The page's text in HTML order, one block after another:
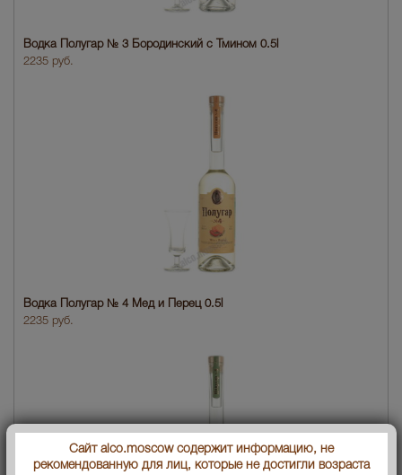
Водка Полугар № 3 Бородинский с Тмином 0.5l
2235 руб.
Водка Полугар № 4 Мед и Перец 0.5l
2235 руб.
Сайт alco.moscow содержит информацию, не
рекомендованную для лиц, которые не достигли возраста